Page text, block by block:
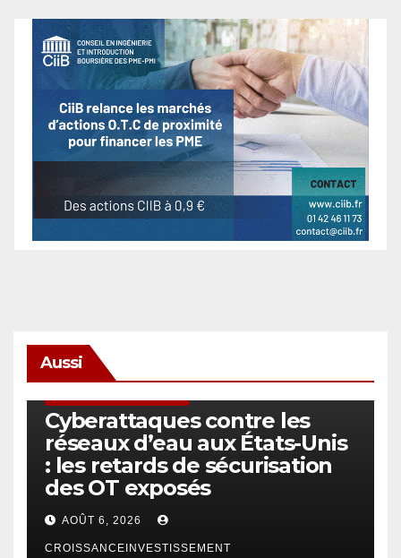
Aussi
Cyberattaques contre les
réseaux d’eau aux États-Unis
: les retards de sécurisation
des OT exposés
AOÛT 6, 2026
CROISSANCEINVESTISSEMENT